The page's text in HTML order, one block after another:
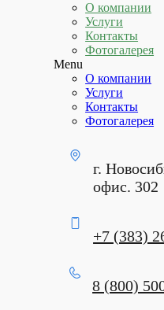
О компании
Услуги
Контакты
Фотогалерея
Menu
О компании
Услуги
Контакты
Фотогалерея
г.
офис. 302
+7 (383)
8 (800)